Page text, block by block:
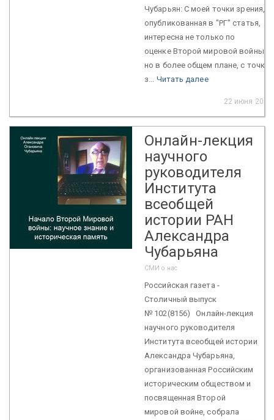
Чубарьян: С моей точки зрения,
опубликованная в "РГ" статья,
интересна не только по
оценке Второй мировой войны,
но в более общем плане, с точки
з... Читать далее
22 июня 2020
Онлайн-лекция
научного
руководителя
Института
всеобщей
истории РАН
Александра
Чубарьяна
СМИ о нас
Российская газета -
Столичный выпуск
№ 102(8156) Онлайн-лекция
научного руководителя
Института всеобщей истории
Александра Чубарьяна,
организованная Российским
историческим обществом и
посвященная Второй
мировой войне, собрала